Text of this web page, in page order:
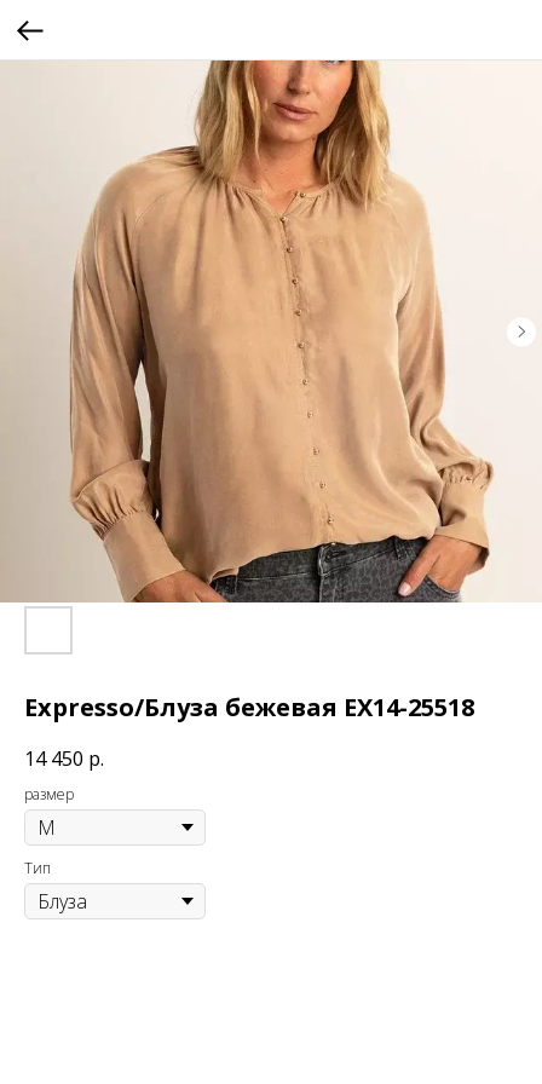
Expresso/Блуза бежевая EX14-25518
14 450 р.
размер
Тип